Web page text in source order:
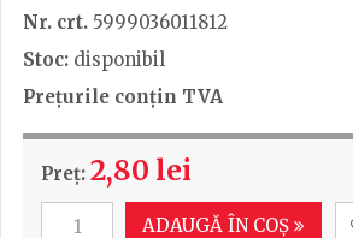
Nr. crt. 5999036011812
Stoc: disponibil
Prețurile conțin TVA
Preț:2,80 lei
ADAUGĂ ÎN COȘ